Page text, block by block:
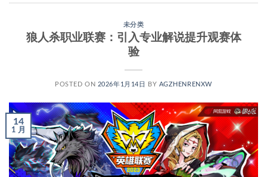
未分类
狼人杀职业联赛：引入专业解说提升观赛体
验
POSTED ON 2026年1月14日 BY AGZHENRENXW
14
1 月